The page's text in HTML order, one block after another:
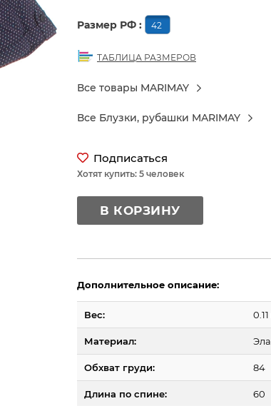
Размер РФ : 42
ТАБЛИЦА РАЗМЕРОВ
Все товары MARIMAY
Все Блузки, рубашки MARIMAY
Подписаться
Хотят купить: 5 человек
В КОРЗИНУ
Дополнительное описание:
Вес: 0.11
Материал:
Обхват груди: 84
Длина по спине: 60